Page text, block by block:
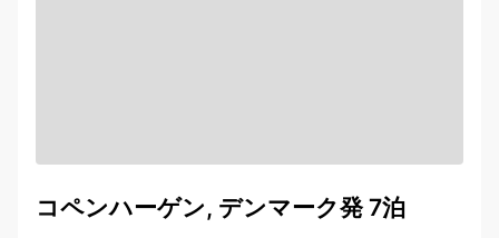
コペンハーゲン, デンマーク発 7泊